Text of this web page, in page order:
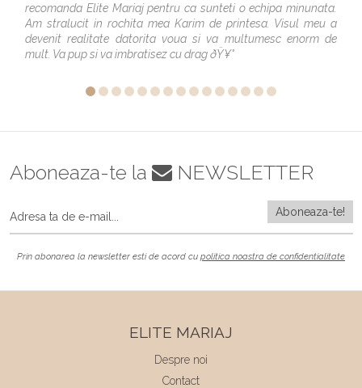
recomanda Elite Mariaj pentru ca sunteti o echipa minunata.
Am stralucit in rochita mea Karim de printesa. Visul meu a
devenit realitate datorita voua si va multumesc enorm de
mult. Va pup si va imbratisez cu drag ðŸ¥°
Aboneaza-te la NEWSLETTER
Prin abonarea la newsletter esti de acord cu politica noastra de confidentialitate
ELITE MARIAJ
Despre noi
Contact